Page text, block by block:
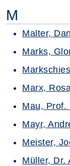
M
Malter,
Marks,
Marx,
Mau, Prof.
Mayr,
Meister,
Müller, Dr.